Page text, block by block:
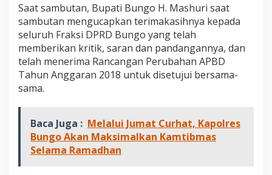
Saat sambutan, Bupati Bungo H. Mashuri saat
sambutan mengucapkan terimakasihnya kepada
seluruh Fraksi DPRD Bungo yang telah
memberikan kritik, saran dan pandangannya, dan
telah menerima Rancangan Perubahan APBD
Tahun Anggaran 2018 untuk disetujui bersama-
sama.
Baca Juga : Melalui Jumat Curhat, Kapolres
Bungo Akan Maksimalkan Kamtibmas
Selama Ramadhan